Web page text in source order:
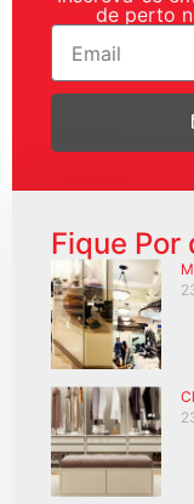
de perto
Fique Por